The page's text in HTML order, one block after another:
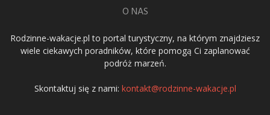
O NAS
Rodzinne-wakacje.pl to portal turystyczny, na którym znajdziesz
wiele ciekawych poradników, które pomogą Ci zaplanować
podróż marzeń.
Skontaktuj się z nami: kontakt@rodzinne-wakacje.pl